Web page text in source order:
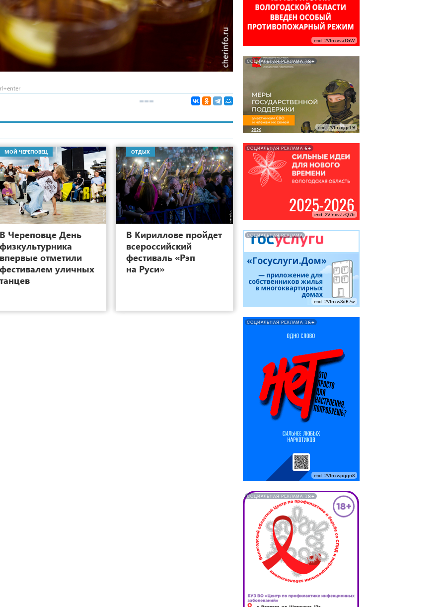
МОЙ ЧЕРЕПОВЕЦ
22
В Череповце День
физкультурника
впервые отметили
фестивалем уличных
танцев
ОТДЫХ
В Кириллове пройдет
всероссийский
фестиваль «Рэп
на Руси»
erid: 2VfnxvvaTGW
СОЦИАЛЬНАЯ РЕКЛАМА 18+
erid: 2VfnxxjqcL9
СОЦИАЛЬНАЯ РЕКЛАМА 6+
erid: 2VfnxvZzQ7b
СОЦИАЛЬНАЯ РЕКЛАМА
erid: 2Vfnxw8dR7w
СОЦИАЛЬНАЯ РЕКЛАМА 16+
erid: 2Vfnxwpgqn8
СОЦИАЛЬНАЯ РЕКЛАМА 18+